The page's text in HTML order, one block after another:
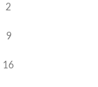
2
9
16